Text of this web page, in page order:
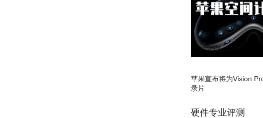
苹果宣布将为Vision
录片
硬件专业评测